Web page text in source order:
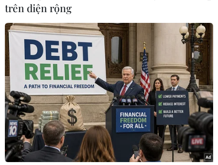
#Emirates #Viện trợ
#Xung đột tại Ukraine
trên diện rộng